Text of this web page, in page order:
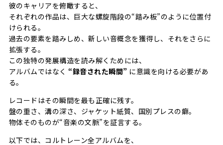
彼のキャリアを俯瞰すると、
それぞれの作品は、巨大な螺旋階段の“踏み板”のように位置付
けられる。
過去の要素を踏みしめ、新しい音概念を獲得し、それをさらに
拡張する。
この独特の発展構造を読み解くためには、
アルバムではなく “録音された瞬間” に意識を向ける必要があ
る。
レコードはその瞬間を最も正確に残す。
盤の重さ、溝の深さ、ジャケット紙質、国別プレスの癖。
物体そのものが“音楽の文脈”を証言する。
以下では、コルトレーン全アルバムを、